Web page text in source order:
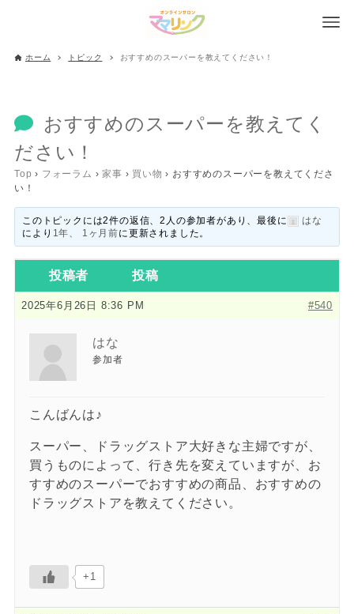
ホーム トピック おすすめのスーパーを教えてください！
おすすめのスーパーを教えてく
ださい！
Top › フォーラム › 家事 › 買い物 › おすすめのスーパーを教えてくださ
い！
このトピックには2件の返信、2人の参加者があり、最後に
はな
により 1年、 1ヶ月前に更新されました。
投稿者 投稿
2025年6月26日 8:36 PM #540
はな
参加者
こんばんは♪
スーパー、ドラッグストア大好きな主婦ですが、
買うものによって、行き先を変えていますが、お
すすめのスーパーでおすすめの商品、おすすめの
ドラッグストアを教えてください。
+1